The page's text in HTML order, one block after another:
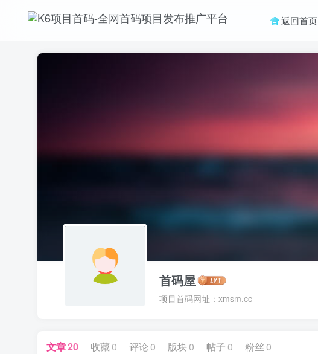
返回首页
首码屋
项目首码网址：xmsm.cc
文章20 收藏 0 评论 0 版块 0 帖子 0 粉丝 0